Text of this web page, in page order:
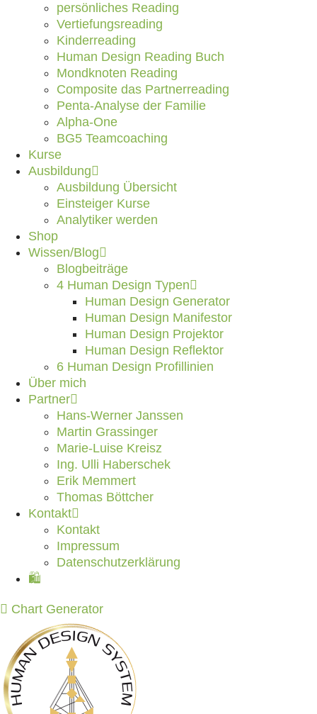
persönliches Reading
Vertiefungsreading
Kinderreading
Human Design Reading Buch
Mondknoten Reading
Composite das Partnerreading
Penta-Analyse der Familie
Alpha-One
BG5 Teamcoaching
Kurse
Ausbildung
Ausbildung Übersicht
Einsteiger Kurse
Analytiker werden
Shop
Wissen/Blog
Blogbeiträge
4 Human Design Typen
Human Design Generator
Human Design Manifestor
Human Design Projektor
Human Design Reflektor
6 Human Design Profillinien
Über mich
Partner
Hans-Werner Janssen
Martin Grassinger
Marie-Luise Kreisz
Ing. Ulli Haberschek
Erik Memmert
Thomas Böttcher
Kontakt
Kontakt
Impressum
Datenschutzerklärung
🛍️
Chart Generator